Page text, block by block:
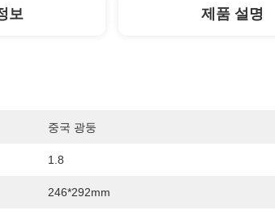
보 제품 설명
중국 광둥
1.8
246*292mm